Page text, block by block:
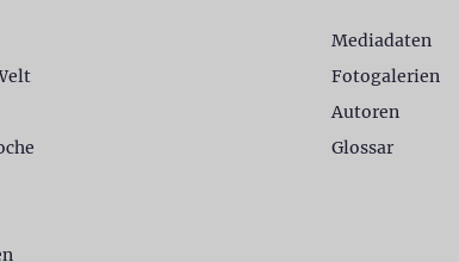
Mediadaten
Fotogalerien
Autoren
Glossar